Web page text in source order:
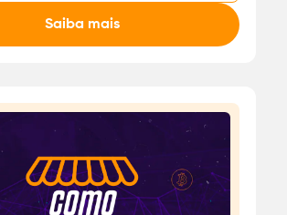
Saiba mais